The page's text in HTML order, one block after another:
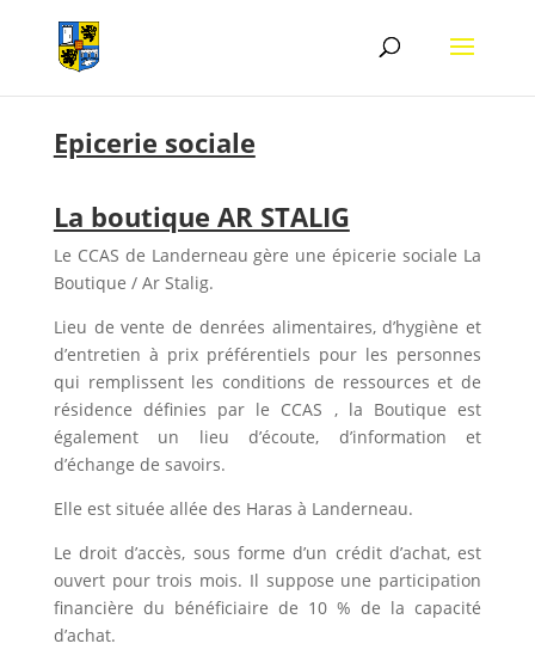
Epicerie sociale
La boutique AR STALIG
Le CCAS de Landerneau gère une épicerie sociale La
Boutique / Ar Stalig.
Lieu de vente de denrées alimentaires, d’hygiène et
d’entretien à prix préférentiels pour les personnes
qui remplissent les conditions de ressources et de
résidence définies par le CCAS , la Boutique est
également un lieu d’écoute, d’information et
d’échange de savoirs.
Elle est située allée des Haras à Landerneau.
Le droit d’accès, sous forme d’un crédit d’achat, est
ouvert pour trois mois. Il suppose une participation
financière du bénéficiaire de 10 % de la capacité
d’achat.